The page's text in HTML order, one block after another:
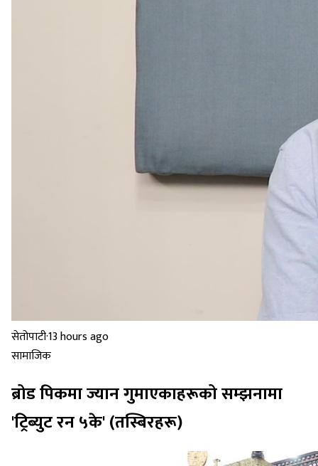
सेतोपाटी·13 hours ago
सामाजिक
ब्रोड पिकमा ज्यान गुमाएकाहरूको सम्झनामा
'ट्रिब्युट रन ५के' (तस्बिरहरू)